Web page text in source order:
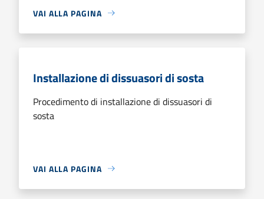
VAI ALLA PAGINA
Installazione di dissuasori di sosta
Procedimento di installazione di dissuasori di
sosta
VAI ALLA PAGINA